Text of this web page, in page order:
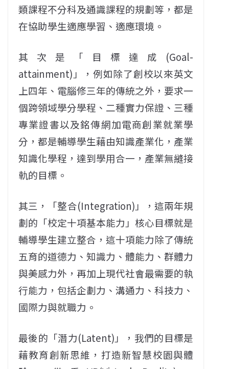
類課程不分科及通識課程的規劃等，都是
在協助學生適應學習、適應環境。
其次是「目標達成(Goal-
attainment)」，例如除了創校以來英文
上四年、電腦修三年的傳統之外，要求一
個跨領域學分學程、二種實力保證、三種
專業證書以及銘傳網加電商創業就業學
分，都是輔導學生藉由知識產業化，產業
知識化學程，達到學用合一，產業無縫接
軌的目標。
其三，「整合(Integration)」，這兩年規
劃的「校定十項基本能力」核心目標就是
輔導學生建立整合，這十項能力除了傳統
五育的道德力、知識力、體能力、群體力
與美感力外，再加上現代社會最需要的執
行能力，包括企劃力、溝通力、科技力、
國際力與就職力。
最後的「潛力(Latent)」，我們的目標是
藉教育創新思維，打造新智慧校園與體